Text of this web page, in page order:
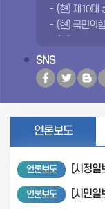
(현) 제10대
(현) 국민의
(전) 국민의
SNS
언론보도
언론보도 [시정일보] 성동구
언론보도 [시민일보]